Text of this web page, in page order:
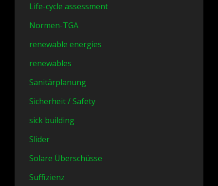
Life-cycle assessment
Normen-TGA
renewable energies
renewables
Sanitärplanung
Sicherheit / Safety
sick building
Slider
Solare Überschüsse
Suffizienz